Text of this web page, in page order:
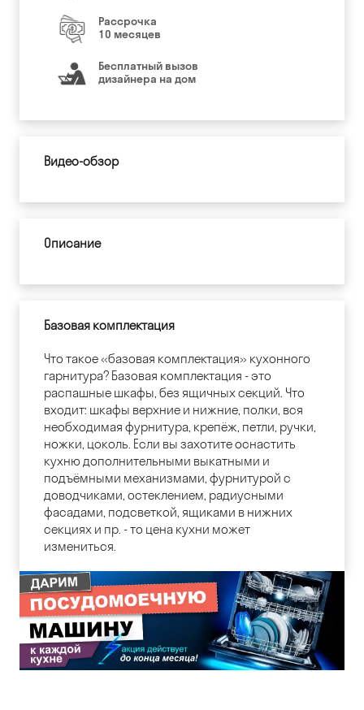
Рассрочка
10 месяцев
Бесплатный вызов
дизайнера на дом
Видео-обзор
Описание
Базовая комплектация
Что такое «базовая комплектация» кухонного
гарнитура? Базовая комплектация - это
распашные шкафы, без ящичных секций. Что
входит: шкафы верхние и нижние, полки, вся
необходимая фурнитура, крепёж, петли, ручки,
ножки, цоколь. Если вы захотите оснастить
кухню дополнительными выкатными и
подъёмными механизмами, фурнитурой с
доводчиками, остеклением, радиусными
фасадами, подсветкой, ящиками в нижних
секциях и пр. - то цена кухни может
измениться.